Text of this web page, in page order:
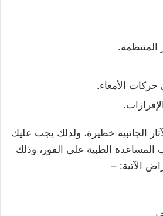
الأمعاء.
الجانبية خطيرة، ولذلك يجب عليك
المساعدة الطبية على الفور، وذلك
الآتية: –